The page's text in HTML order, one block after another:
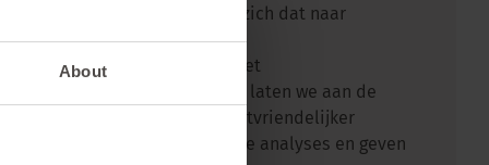
About
een product – en hoe vertaalt zich dat naar
verkennen we
leggen we het
voetafdrukbeoordeling uit en laten we aan de
hoe nieuwe producten klimaatvriendelijker
bevindingen uit de nieuwste analyses en geven